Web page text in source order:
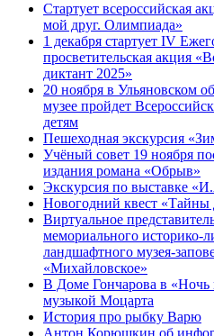
Стартует всероссийская
мой друг. Олимпиада»
1 декабря стартует IV
просветительская акция
диктант 2025»
20 ноября в Ульяновском
музее пройдет
детям
Пешеходная экскурсия
Учёный совет 19 ноября
издания романа «Обрыв»
Экскурсия по выставке
Новогодний квест
Виртуальное
мемориального историко-
ландшафтного музея-
«Михайловское»
В Доме Гончарова в «Ночь
музыкой Моцарта
История про рыбку Варю
Антон Корюшкин об